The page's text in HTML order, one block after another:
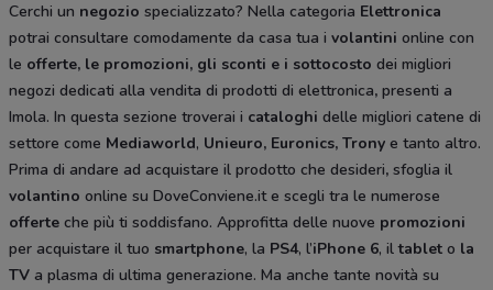
Cerchi un negozio specializzato? Nella categoria Elettronica
potrai consultare comodamente da casa tua i volantini online con
le offerte, le promozioni, gli sconti e i sottocosto dei migliori
negozi dedicati alla vendita di prodotti di elettronica, presenti a
Imola. In questa sezione troverai i cataloghi delle migliori catene di
settore come Mediaworld, Unieuro, Euronics, Trony e tanto altro.
Prima di andare ad acquistare il prodotto che desideri, sfoglia il
volantino online su DoveConviene.it e scegli tra le numerose
offerte che più ti soddisfano. Approfitta delle nuove promozioni
per acquistare il tuo smartphone, la PS4, l’iPhone 6, iltablet o la
TV a plasma di ultima generazione. Ma anche tante novità su